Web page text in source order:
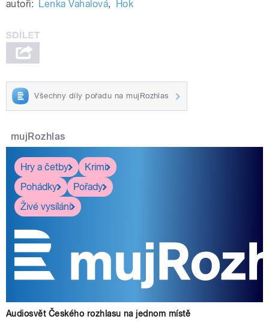
autoři: Lenka Vahalová, Hok
Všechny díly pořadu na mujRozhlas
mujRozhlas
Hry a četby
Krimi
Pohádky
Pořady
Živé vysílání
Audiosvět Českého rozhlasu na jednom místě